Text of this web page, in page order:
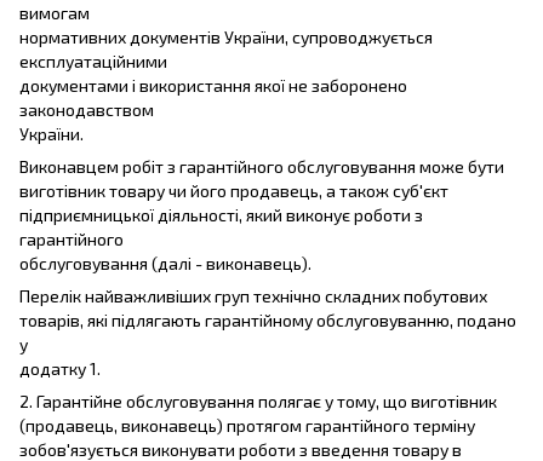
вимогам
нормативних документів України, супроводжується
експлуатаційними
документами і використання якої не заборонено
законодавством
України.
Виконавцем робіт з гарантійного обслуговування може бути
виготівник товару чи його продавець, а також суб'єкт
підприємницької діяльності, який виконує роботи з
гарантійного
обслуговування (далі - виконавець).
Перелік найважливіших груп технічно складних побутових
товарів, які підлягають гарантійному обслуговуванню, подано
у
додатку 1.
2. Гарантійне обслуговування полягає у тому, що виготівник
(продавець, виконавець) протягом гарантійного терміну
зобов'язується виконувати роботи з введення товару в